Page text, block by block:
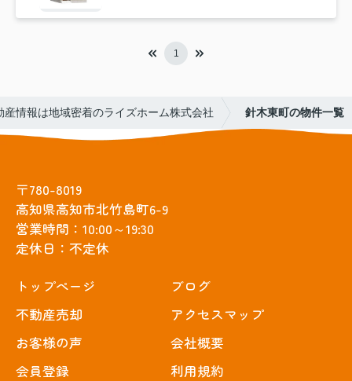
1
産情報は地域密着のライズホーム株式会社 針木東町の物件一覧
〒780-8019
高知県高知市北竹島町6-9
営業時間：10:00～19:30
定休日：不定休
トップぺージ
不動産売却
お客様の声
会員登録
ブログ
アクセスマップ
会社概要
利用規約